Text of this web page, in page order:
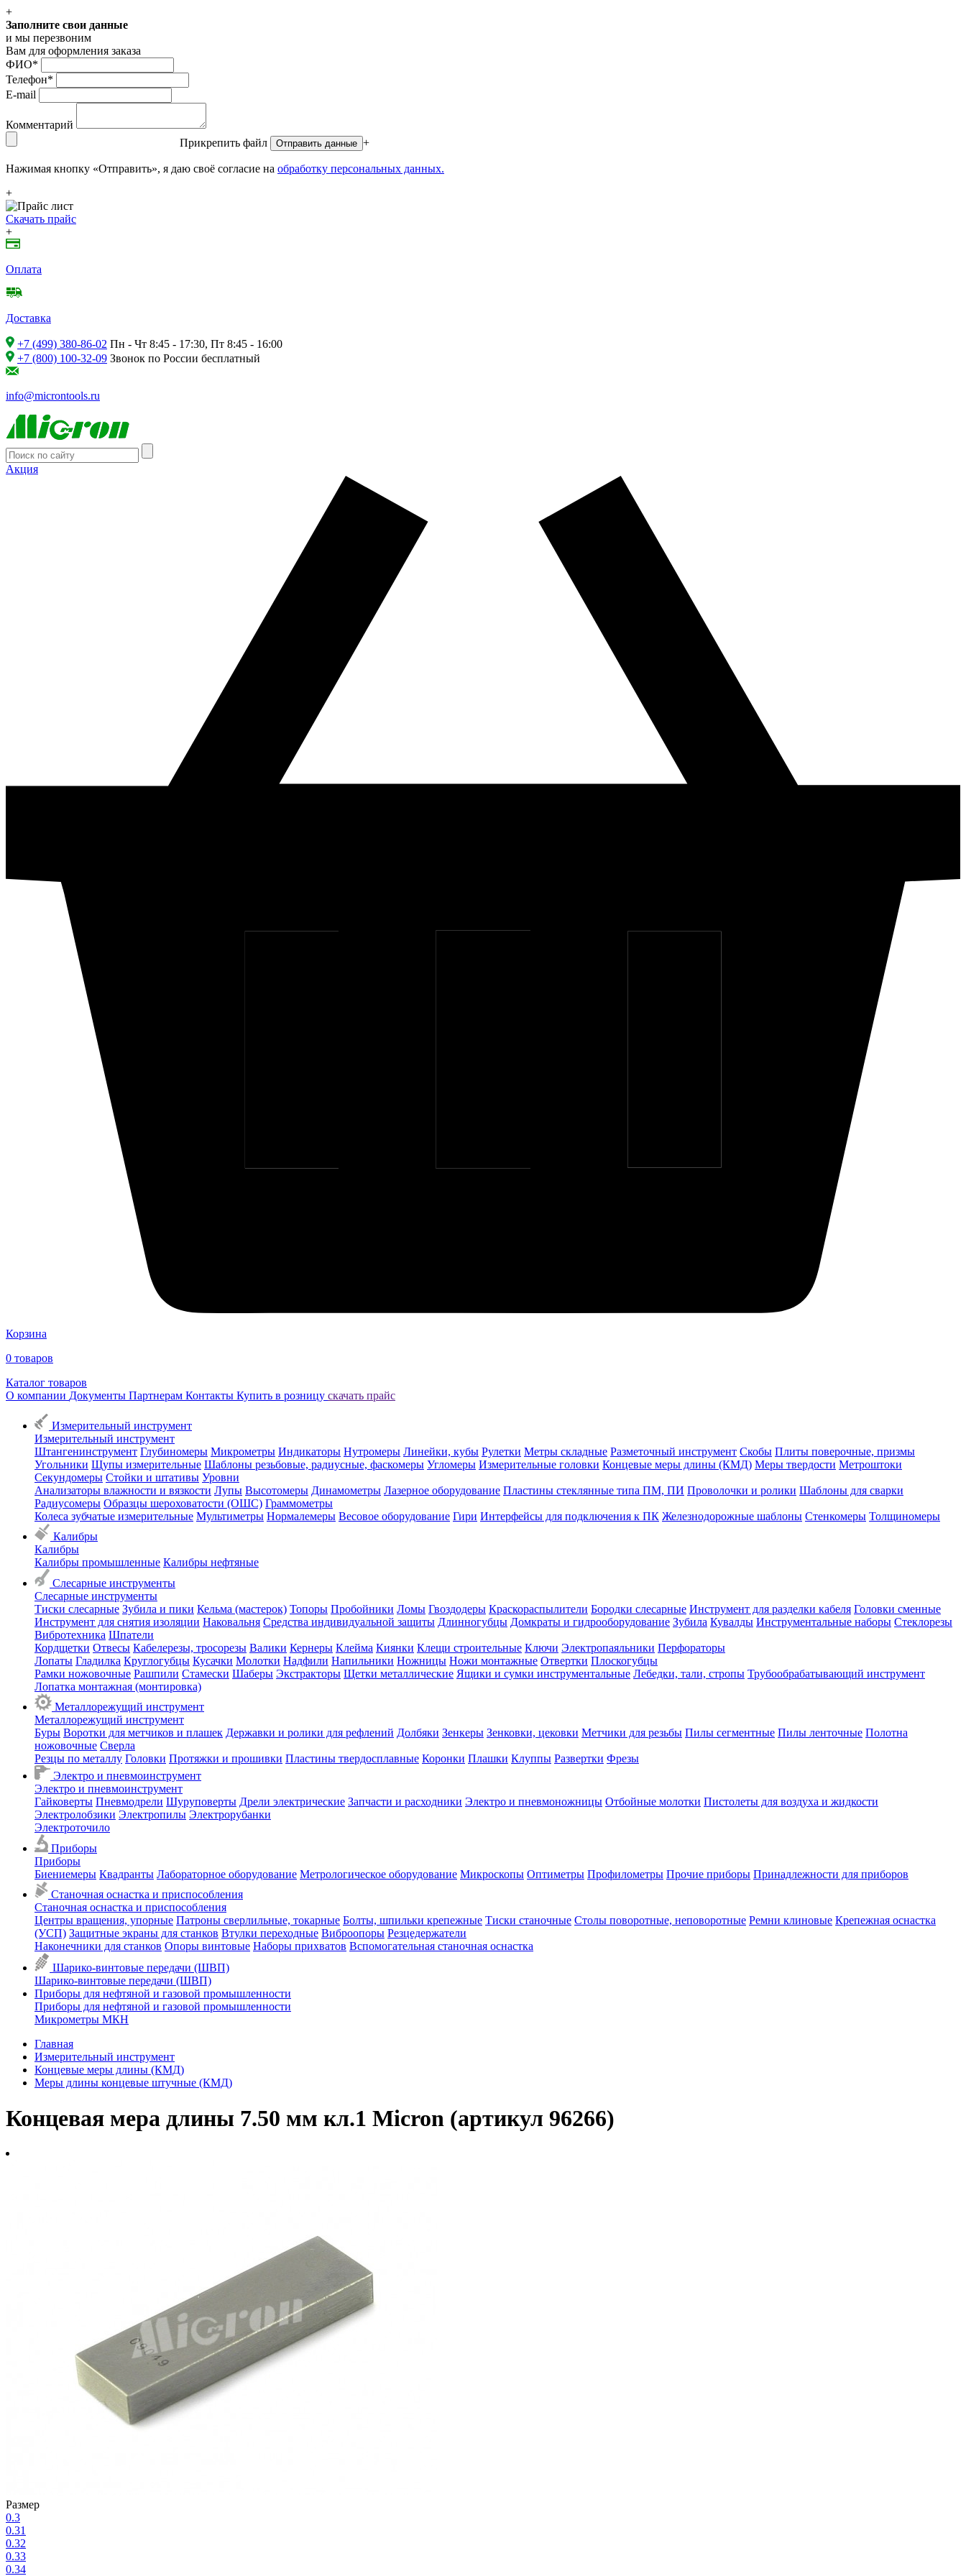
+
Заполните свои данные
и мы перезвоним
Вам для оформления заказа
ФИО*
Телефон*
E-mail
Комментарий
Прикрепить файл
Отправить данные +
Нажимая кнопку «Отправить», я даю своё согласие на обработку персональных данных.
+
Скачать прайс
+
Оплата
Доставка
+7 (499) 380-86-02 Пн - Чт 8:45 - 17:30, Пт 8:45 - 16:00
+7 (800) 100-32-09 Звонок по России бесплатный
info@microntools.ru
Акция
Корзина
0 товаров
Каталог товаров
О компании Документы Партнерам Контакты Купить в розницу скачать прайс
Измерительный инструмент
Измерительный инструмент
Штангенинструмент Глубиномеры Микрометры Индикаторы Нутромеры Линейки, кубы Рулетки Метры складные Разметочный инструмент Скобы Плиты поверочные, призмы
Угольники Щупы измерительные Шаблоны резьбовые, радиусные, фаскомеры Угломеры Измерительные головки Концевые меры длины (КМД) Меры твердости Метроштоки
Секундомеры Стойки и штативы Уровни
Анализаторы влажности и вязкости Лупы Высотомеры Динамометры Лазерное оборудование Пластины стеклянные типа ПМ, ПИ Проволочки и ролики Шаблоны для сварки
Радиусомеры Образцы шероховатости (ОШС) Граммометры
Колеса зубчатые измерительные Мультиметры Нормалемеры Весовое оборудование Гири Интерфейсы для подключения к ПК Железнодорожные шаблоны Стенкомеры Толщиномеры
Калибры
Калибры
Калибры промышленные Калибры нефтяные
Слесарные инструменты
Слесарные инструменты
Тиски слесарные Зубила и пики Кельма (мастерок) Топоры Пробойники Ломы Гвоздодеры Краскораспылители Бородки слесарные Инструмент для разделки кабеля Головки сменные
Инструмент для снятия изоляции Наковальня Средства индивидуальной защиты Длинногубцы Домкраты и гидрооборудование Зубила Кувалды Инструментальные наборы Стеклорезы
Вибротехника Шпатели
Кордщетки Отвесы Кабелерезы, тросорезы Валики Кернеры Клейма Киянки Клещи строительные Ключи Электропаяльники Перфораторы
Лопаты Гладилка Круглогубцы Кусачки Молотки Надфили Напильники Ножницы Ножи монтажные Отвертки Плоскогубцы
Рамки ножовочные Рашпили Стамески Шаберы Экстракторы Щетки металлические Ящики и сумки инструментальные Лебедки, тали, стропы Трубообрабатывающий инструмент
Лопатка монтажная (монтировка)
Металлорежущий инструмент
Металлорежущий инструмент
Буры Воротки для метчиков и плашек Державки и ролики для рефлений Долбяки Зенкеры Зенковки, цековки Метчики для резьбы Пилы сегментные Пилы ленточные Полотна
ножовочные Сверла
Резцы по металлу Головки Протяжки и прошивки Пластины твердосплавные Коронки Плашки Клуппы Развертки Фрезы
Электро и пневмоинструмент
Электро и пневмоинструмент
Гайковерты Пневмодрели Шуруповерты Дрели электрические Запчасти и расходники Электро и пневмоножницы Отбойные молотки Пистолеты для воздуха и жидкости
Электролобзики Электропилы Электрорубанки
Электроточило
Приборы
Приборы
Биениемеры Квадранты Лабораторное оборудование Метрологическое оборудование Микроскопы Оптиметры Профилометры Прочие приборы Принадлежности для приборов
Станочная оснастка и приспособления
Станочная оснастка и приспособления
Центры вращения, упорные Патроны сверлильные, токарные Болты, шпильки крепежные Тиски станочные Столы поворотные, неповоротные Ремни клиновые Крепежная оснастка
(УСП) Защитные экраны для станков Втулки переходные Виброопоры Резцедержатели
Наконечники для станков Опоры винтовые Наборы прихватов Вспомогательная станочная оснастка
Шарико-винтовые передачи (ШВП)
Шарико-винтовые передачи (ШВП)
Приборы для нефтяной и газовой промышленности
Приборы для нефтяной и газовой промышленности
Микрометры МКН
Главная
Измерительный инструмент
Концевые меры длины (КМД)
Меры длины концевые штучные (КМД)
Концевая мера длины 7.50 мм кл.1 Micron (артикул 96266)
Размер
0.3
0.31
0.32
0.33
0.34